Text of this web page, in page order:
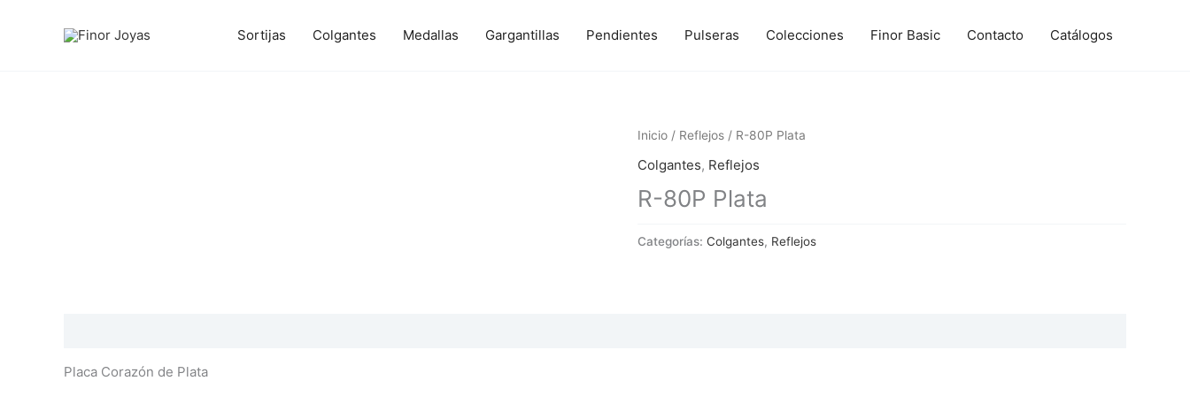
Sortijas Colgantes Medallas Gargantillas Pendientes Pulseras Colecciones Finor Basic Contacto Catálogos
Inicio / Reflejos / R-80P Plata
Colgantes, Reflejos
R-80P Plata
Categorías: Colgantes, Reflejos
Placa Corazón de Plata